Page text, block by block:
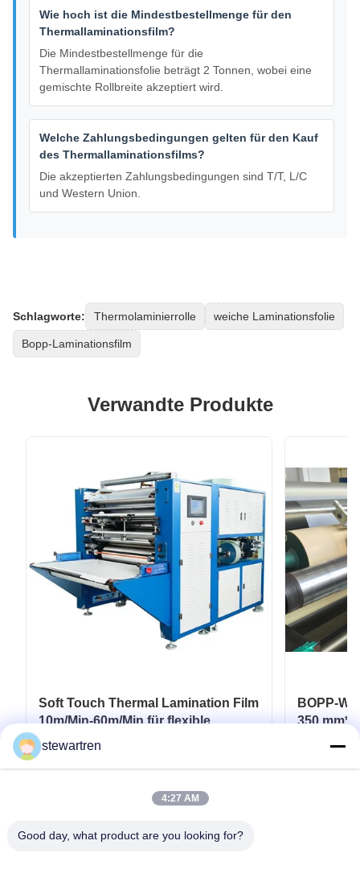
Wie hoch ist die Mindestbestellmenge für den
Thermallaminationsfilm?
Die Mindestbestellmenge für die
Thermallaminationsfolie beträgt 2 Tonnen, wobei eine
gemischte Rollbreite akzeptiert wird.
Welche Zahlungsbedingungen gelten für den Kauf
des Thermallaminationsfilms?
Die akzeptierten Zahlungsbedingungen sind T/T, L/C
und Western Union.
Schlagworte: Thermolaminierrolle weiche Laminationsfolie
Bopp-Laminationsfilm
Verwandte Produkte
Soft Touch Thermal Lamination Film
10m/Min-60m/Min für flexible
Verpackungen
BOPP-
350
stewartren
4:27 AM
Good day, what product are you looking for?